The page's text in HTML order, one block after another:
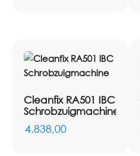
Cleanfix RA501 IBC
Schrobzuigmachine
4.838,00